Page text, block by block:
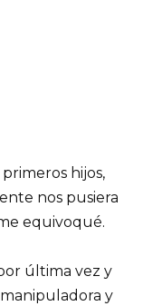
hijos,
nos pusiera
equivoqué.
última vez y
y